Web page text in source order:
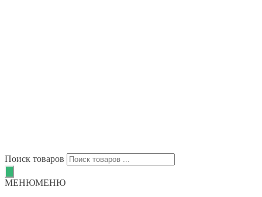
Поиск товаров
МЕНЮМЕНЮ